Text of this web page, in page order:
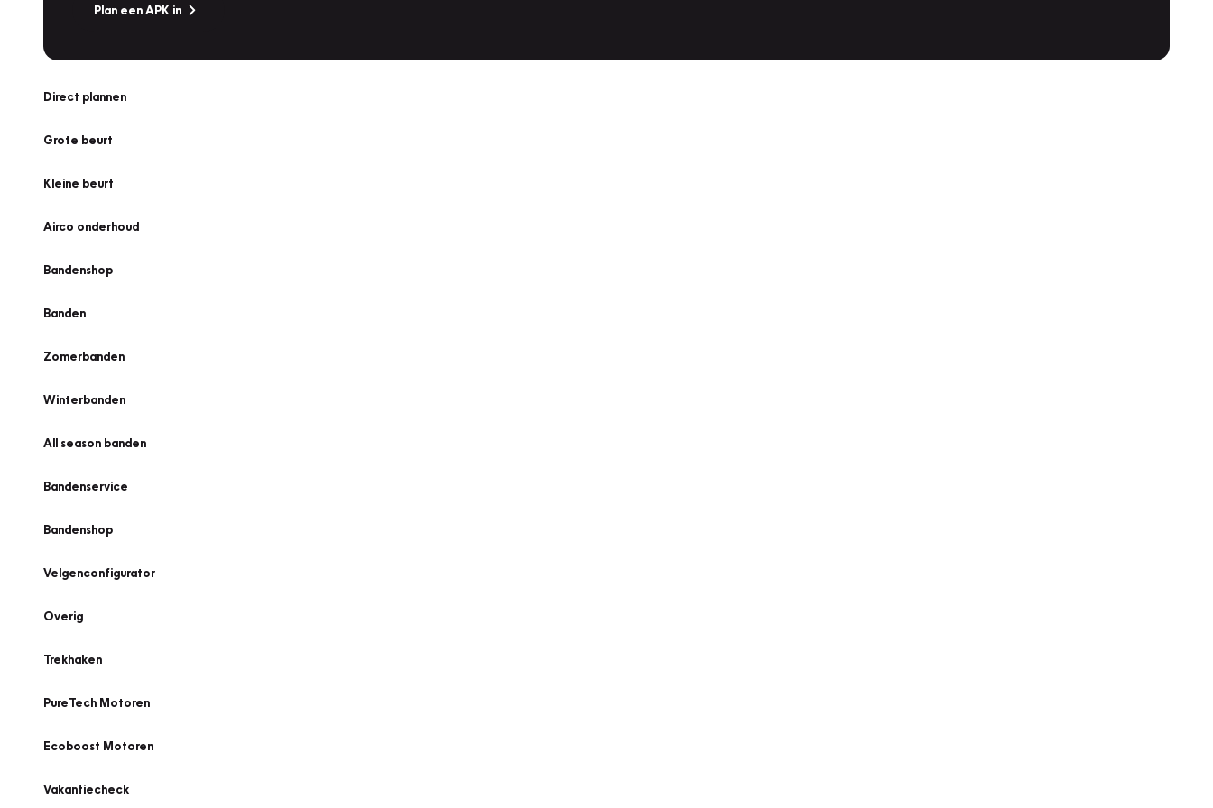
Plan een APK in
Direct plannen
Grote beurt
Kleine beurt
Airco onderhoud
Bandenshop
Banden
Zomerbanden
Winterbanden
All season banden
Bandenservice
Bandenshop
Velgenconfigurator
Overig
Trekhaken
PureTech Motoren
Ecoboost Motoren
Vakantiecheck